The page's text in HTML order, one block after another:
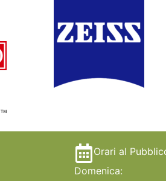
Orari al
Domenica: